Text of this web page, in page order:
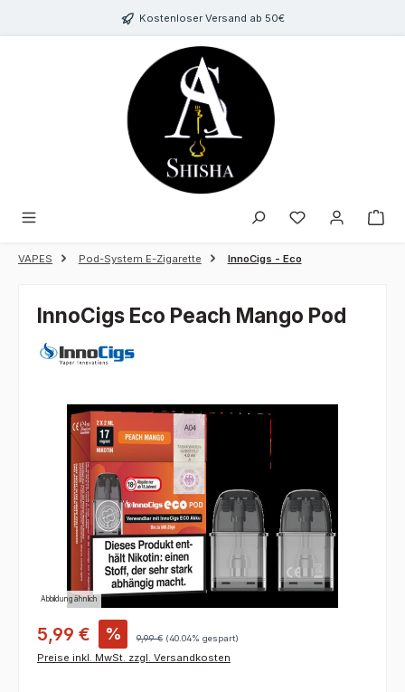
Zum Hauptinhalt springenKostenloser Versand ab 50€
Du hast 0
VAPES Pod-System E-Zigarette InnoCigs - Eco
InnoCigs Eco Peach Mango Pod
Bildergalerie überspringen
Abbildung ähnlich
5,99 € % 9,99 € (40.04% gespart)
Preise inkl. MwSt. zzgl. Versandkosten